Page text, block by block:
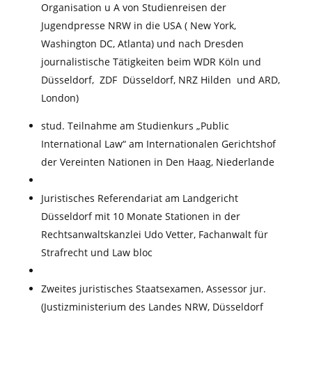
Organisation u A von Studienreisen der
Jugendpresse NRW in die USA ( New York,
Washington DC, Atlanta) und nach Dresden
journalistische Tätigkeiten beim WDR Köln und
Düsseldorf, ZDF Düsseldorf, NRZ Hilden und ARD,
London)
stud. Teilnahme am Studienkurs „Public
International Law“ am Internationalen Gerichtshof
der Vereinten Nationen in Den Haag, Niederlande
Juristisches Referendariat am Landgericht
Düsseldorf mit 10 Monate Stationen in der
Rechtsanwaltskanzlei Udo Vetter, Fachanwalt für
Strafrecht und Law bloc
Zweites juristisches Staatsexamen, Assessor jur.
(Justizministerium des Landes NRW, Düsseldorf